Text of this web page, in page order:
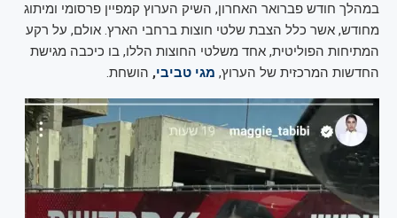
במהלך חודש פברואר האחרון, השיק הערוץ קמפיין פרסומי ומיתוג
מחודש, אשר כלל הצבת שלטי חוצות ברחבי הארץ. אולם, על רקע
המתיחות הפוליטית, אחד משלטי החוצות הללו, בו כיכבה מגישת
החדשות המרכזית של הערוץ, מגי טביבי, הושחת.